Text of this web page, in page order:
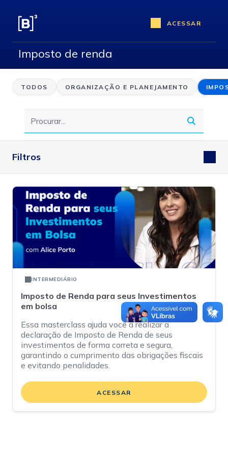
ACESSAR
Imposto de renda
TODOS ORGANIZAÇÃO E PLANEJAMENTO
Filtros
INTERMEDIÁRIO
Imposto de Renda para seus Investimentos
em bolsa
Essa masterclass ajuda você a realizar a
declaração de Imposto de Renda de seus
investimentos de forma correta e segura,
garantindo o cumprimento das obrigações fiscais
e evitando penalidades.
ACESSAR